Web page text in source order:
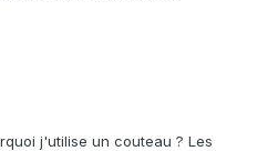
j'utilise un couteau ? Les